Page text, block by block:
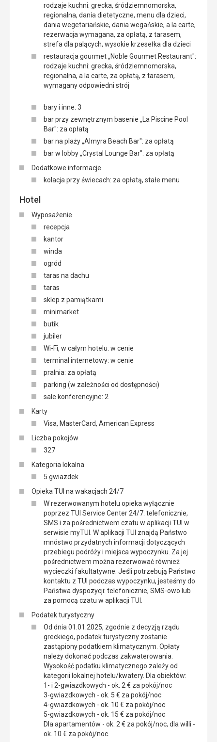
rodzaje kuchni: grecka, śródziemnomorska,
regionalna, dania dietetyczne, menu dla dzieci,
dania wegetariańskie, dania wegańskie, a la carte,
rezerwacja wymagana, za opłatą, z tarasem,
strefa dla palących, wysokie krzesełka dla dzieci
restauracja gourmet „Noble Gourmet Restaurant":
rodzaje kuchni: grecka, śródziemnomorska,
regionalna, a la carte, za opłatą, z tarasem,
wymagany odpowiedni strój
bary i inne: 3
bar przy zewnętrznym basenie „La Piscine Pool
Bar": za opłatą
bar na plaży „Almyra Beach Bar": za opłatą
bar w lobby „Crystal Lounge Bar": za opłatą
Dodatkowe informacje
kolacja przy świecach: za opłatą, stałe menu
Hotel
Wyposażenie
recepcja
kantor
winda
ogród
taras na dachu
taras
sklep z pamiątkami
minimarket
butik
jubiler
Wi-Fi, w całym hotelu: w cenie
terminal internetowy: w cenie
pralnia: za opłatą
parking (w zależności od dostępności)
sale konferencyjne: 2
Karty
Visa, MasterCard, American Express
Liczba pokojów
327
Kategoria lokalna
5 gwiazdek
Opieka TUI na wakacjach 24/7
W rezerwowanym hotelu opieka wyłącznie
poprzez TUI Service Center 24/7: telefonicznie,
SMS i za pośrednictwem czatu w aplikacji TUI w
serwisie myTUI. W aplikacji TUI znajdą Państwo
mnóstwo przydatnych informacji dotyczących
przebiegu podróży i miejsca wypoczynku. Za jej
pośrednictwem można rezerwować również
wycieczki fakultatywne. Jeśli potrzebują Państwo
kontaktu z TUI podczas wypoczynku, jesteśmy do
Państwa dyspozycji: telefonicznie, SMS-owo lub
za pomocą czatu w aplikacji TUI.
Podatek turystyczny
Od dnia 01.01.2025, zgodnie z decyzją rządu
greckiego, podatek turystyczny zostanie
zastąpiony podatkiem klimatycznym. Opłaty
należy dokonać podczas zakwaterowania.
Wysokość podatku klimatycznego zależy od
kategorii lokalnej hotelu/kwatery. Dla obiektów:
1- i 2-gwiazdkowych - ok. 2 € za pokój/noc
3-gwiazdkowych - ok. 5 € za pokój/noc
4-gwiazdkowych - ok. 10 € za pokój/noc
5-gwiazdkowych - ok. 15 € za pokój/noc
Dla apartamentów - ok. 2 € za pokój/noc, dla willi -
ok. 10 € za pokój/noc.